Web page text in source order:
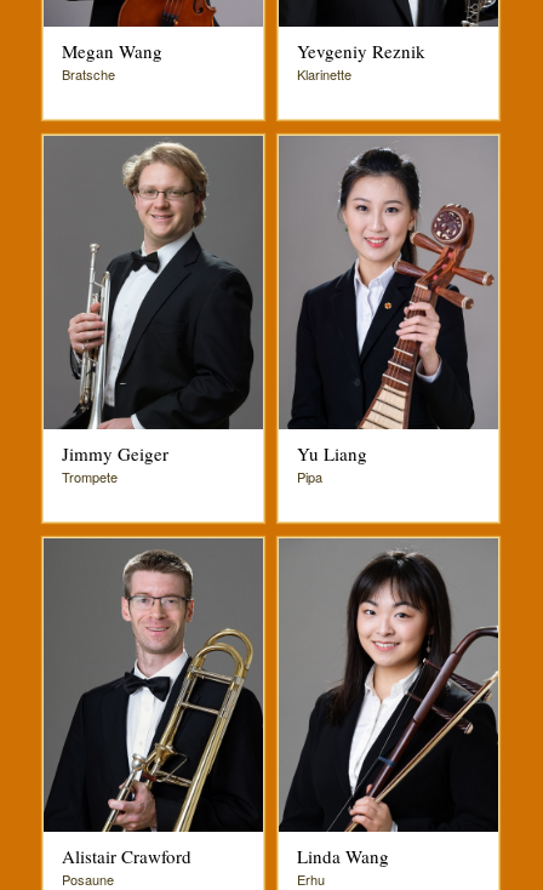
Megan Wang
Bratsche
Yevgeniy Reznik
Klarinette
Jimmy Geiger
Trompete
Yu Liang
Pipa
Alistair Crawford
Posaune
Linda Wang
Erhu